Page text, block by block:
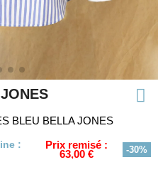
BLEU BELLA JONES
:
Prix remisé :
63,00 € -30%